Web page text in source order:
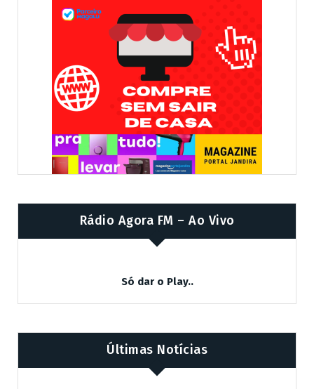
Rádio Agora FM – Ao Vivo
Só dar o Play..
Últimas Notícias